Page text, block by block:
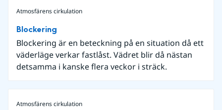
Atmosfärens cirkulation
Blockering
Blockering är en beteckning på en situation då ett
väderläge verkar fastlåst. Vädret blir då nästan
detsamma i kanske flera veckor i sträck.
Atmosfärens cirkulation